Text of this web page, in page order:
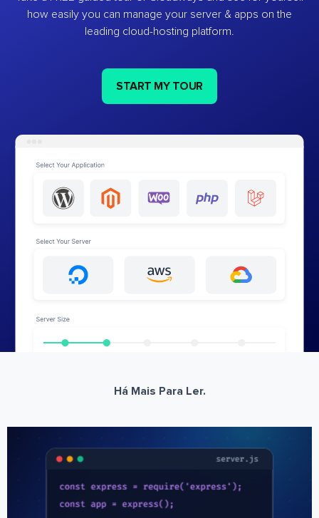
how easily you can manage your server & apps on the
leading cloud-hosting platform.
START MY TOUR
Há Mais Para Ler.